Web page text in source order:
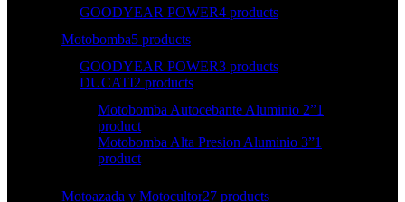
GOODYEAR POWER4 products
Motobomba5 products
GOODYEAR POWER3 products
DUCATI2 products
Motobomba Autocebante Aluminio 2”1
product
Motobomba Alta Presion Aluminio 3”1
product
Motoazada y Motocultor27 products